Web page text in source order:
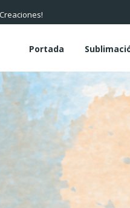
Portada